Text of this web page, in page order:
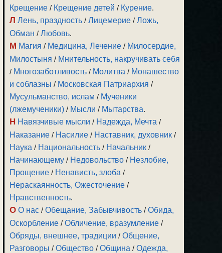
Крещение / Крещение детей / Курение.
Л Лень, праздность /Лицемерие /Ложь,
Обман /Любовь.
М Магия / Медицина, Лечение / Милосердие,
Милостыня / Мнительность, накручивать себя
/ Многозаботливость / Молитва / Монашество
и соблазны / Московская Патриархия /
Мусульманство, ислам / Мученики
(лжемученики) / Мысли / Мытарства.
Н Навязчивые мысли / Надежда, Мечта /
Наказание / Насилие / Наставник, духовник /
Наука / Национальность / Начальник /
Начинающему / Недовольство / Незлобие,
Прощение / Ненависть, злоба /
Нераскаянность, Ожесточение /
Нравственность.
О О нас /Обещание, Забывчивость /Обида,
Оскорбление /Обличение, вразумление /
Обряды, внешнее, традиции /Общение,
Разговоры /Общество /Община /Одежда,